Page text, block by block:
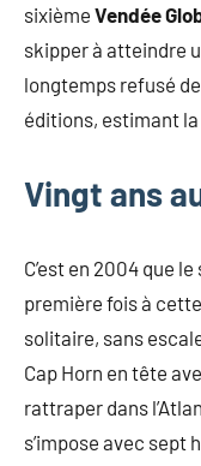
sixième Vendée
skipper à atteindre
longtemps refusé
éditions, estimant
Vingt ans
C’est en 2004 que
première fois à
solitaire, sans
Cap Horn en tête
rattraper dans
s’impose avec sept